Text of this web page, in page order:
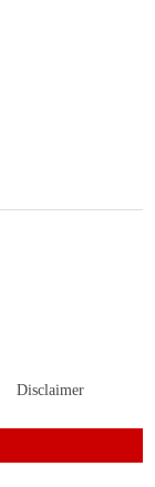
Disclaimer